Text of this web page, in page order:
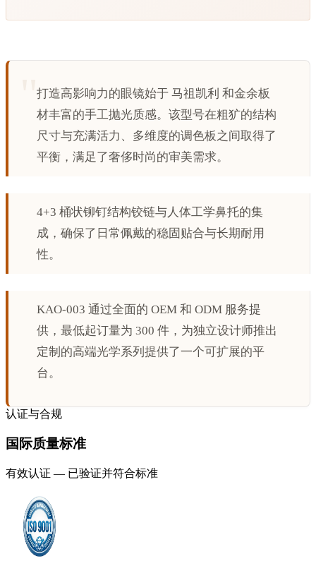
打造高影响力的眼镜始于 马祖凯利 和金余板
材丰富的手工抛光质感。该型号在粗犷的结构
尺寸与充满活力、多维度的调色板之间取得了
平衡，满足了奢侈时尚的审美需求。
4+3 桶状铆钉结构铰链与人体工学鼻托的集
成，确保了日常佩戴的稳固贴合与长期耐用
性。
KAO-003 通过全面的 OEM 和 ODM 服务提
供，最低起订量为 300 件，为独立设计师推出
定制的高端光学系列提供了一个可扩展的平
台。
认证与合规
国际质量标准
有效认证 — 已验证并符合标准